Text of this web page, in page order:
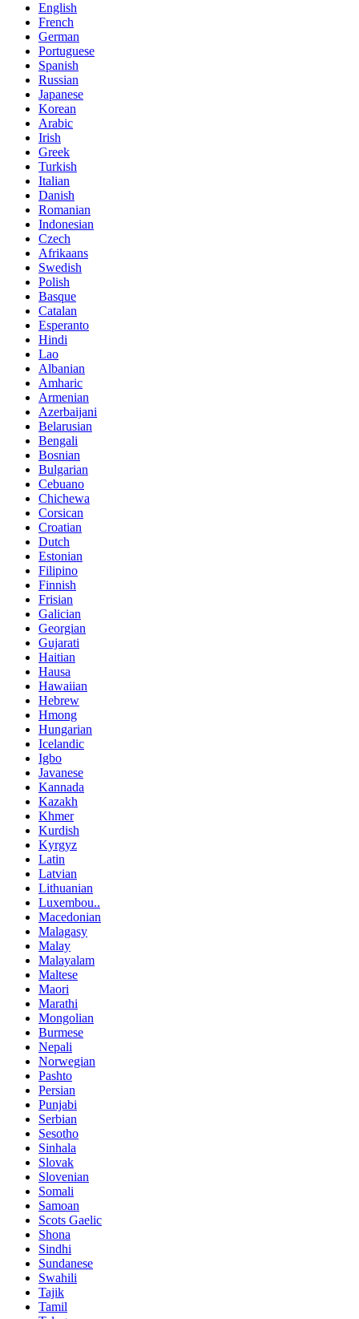
English
French
German
Portuguese
Spanish
Russian
Japanese
Korean
Arabic
Irish
Greek
Turkish
Italian
Danish
Romanian
Indonesian
Czech
Afrikaans
Swedish
Polish
Basque
Catalan
Esperanto
Hindi
Lao
Albanian
Amharic
Armenian
Azerbaijani
Belarusian
Bengali
Bosnian
Bulgarian
Cebuano
Chichewa
Corsican
Croatian
Dutch
Estonian
Filipino
Finnish
Frisian
Galician
Georgian
Gujarati
Haitian
Hausa
Hawaiian
Hebrew
Hmong
Hungarian
Icelandic
Igbo
Javanese
Kannada
Kazakh
Khmer
Kurdish
Kyrgyz
Latin
Latvian
Lithuanian
Luxembou..
Macedonian
Malagasy
Malay
Malayalam
Maltese
Maori
Marathi
Mongolian
Burmese
Nepali
Norwegian
Pashto
Persian
Punjabi
Serbian
Sesotho
Sinhala
Slovak
Slovenian
Somali
Samoan
Scots Gaelic
Shona
Sindhi
Sundanese
Swahili
Tajik
Tamil